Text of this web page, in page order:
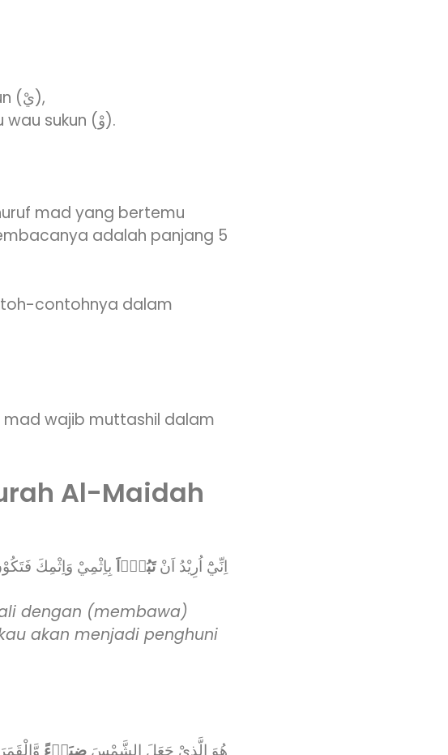
Huruf hijaiyah berharakat kasrah bertemu ya sukun (يْ),
dan huruf hijaiyah berharakat dhammah bertemu wau sukun (وْ).
mad yang bertemu
adalah panjang 5
contohnya dalam
wajib muttashil dalam
Al-Maidah
اِنِّيْٓ اُرِيْدُ اَنْتَبُوْۤاَ بِاِثْمِيْ وَاِثْمِكَ
dengan (membawa)
akan menjadi penghuni
هُوَ الَّذِيْ جَعَلَ الشَّمْسَ ضِيَاۤءً